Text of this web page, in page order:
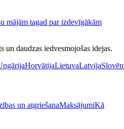
mājām tagad par izdevīgākām
un daudzas iedvesmojošas idejas.
HorvātijaLietuvaLatvija
un atgriešanaMaksājumiKā